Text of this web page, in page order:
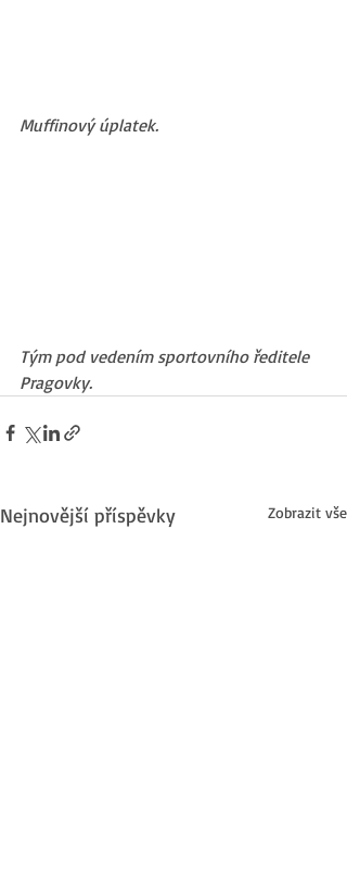
Muffinový úplatek.
Tým pod vedením sportovního ředitele
Pragovky.
Nejnovější příspěvky Zobrazit vše